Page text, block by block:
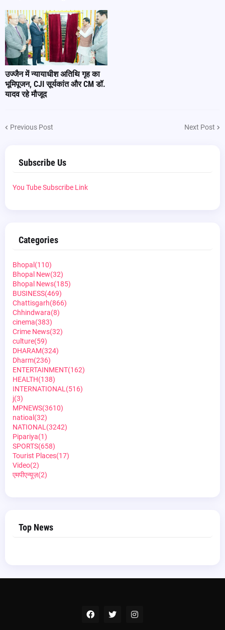
उज्जैन में न्यायाधीश अतिथि गृह का
भूमिपूजन, CJI सूर्यकांत और CM डॉ.
यादव रहे मौजूद
Previous Post Next Post
Subscribe Us
You Tube Subscribe Link
Categories
Bhopal (110)
Bhopal New(32)
Bhopal News(185)
BUSINESS(469)
Chattisgarh(866)
Chhindwara(8)
cinema(383)
Crime News(32)
culture(59)
DHARAM(324)
Dharm(236)
ENTERTAINMENT(162)
HEALTH(138)
INTERNATIONAL (516)
j(3)
MPNEWS(3610)
natioal (32)
NATIONAL (3242)
Pipariya(1)
SPORTS(658)
Tourist Places(17)
Video(2)
एमपीएन्यूज़(2)
Top News